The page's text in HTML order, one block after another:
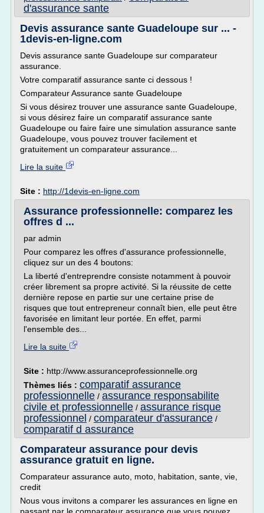
d'assurance sante
Devis assurance sante Guadeloupe sur ... -
1devis-en-ligne.com
Devis assurance sante Guadeloupe sur comparateur
assurance.
Votre comparatif assurance sante ci dessous !
Comparateur Assurance sante Guadeloupe
Si vous désirez trouver une assurance sante Guadeloupe,
si vous désirez faire un comparatif assurance sante
Guadeloupe ou faire faire une simulation assurance sante
Guadeloupe, vous pouvez trouver facilement et
gratuitement un comparateur assurance...
Lire la suite
Site : http://1devis-en-ligne.com
Assurance professionnelle: comparez les
offres d ...
par admin
Pour comparez les offres d'assurance professionnelle,
cliquez sur un des 4 boutons:
La liberté d'entreprendre consiste notamment à pouvoir
créer librement sa propre activité. Si la réussite de cette
dernière repose en partie sur une certaine prise de
risques que tout entrepreneur connaît bien, elle peut être
favorisée en limitant leur portée. En effet, parmi
l'ensemble des...
Lire la suite
Site : http://www.assuranceprofessionnelle.org
Thèmes liés : comparatif assurance
professionnelle / assurance responsabilite
civile et professionnelle / assurance risque
professionnel / comparateur d'assurance /
comparatif d assurance
Comparateur assurance pour devis
assurance gratuit en ligne.
Comparateur assurance auto, moto, habitation, sante, vie,
credit
Nous vous invitons a comparer les assurances en ligne en